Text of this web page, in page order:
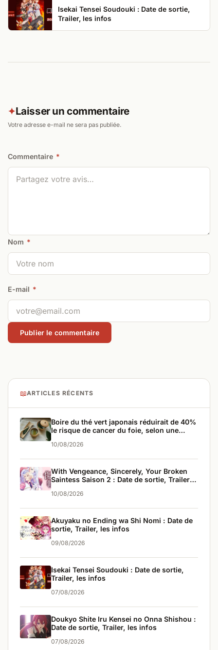
Isekai Tensei Soudouki : Date de sortie,
Trailer, les infos
✦Laisser un commentaire
Votre adresse e-mail ne sera pas publiée.
Commentaire *
Nom *
E-mail *
📖ARTICLES RÉCENTS
Boire du thé vert japonais réduirait de 40%
le risque de cancer du foie, selon une
10/08/2026
With Vengeance, Sincerely, Your Broken
Saintess Saison 2 : Date de sortie, Trailer,
10/08/2026
Akuyaku no Ending wa Shi Nomi : Date de
sortie, Trailer, les infos
09/08/2026
Isekai Tensei Soudouki : Date de sortie,
Trailer, les infos
07/08/2026
Doukyo Shite Iru Kensei no Onna Shishou :
Date de sortie, Trailer, les infos
07/08/2026